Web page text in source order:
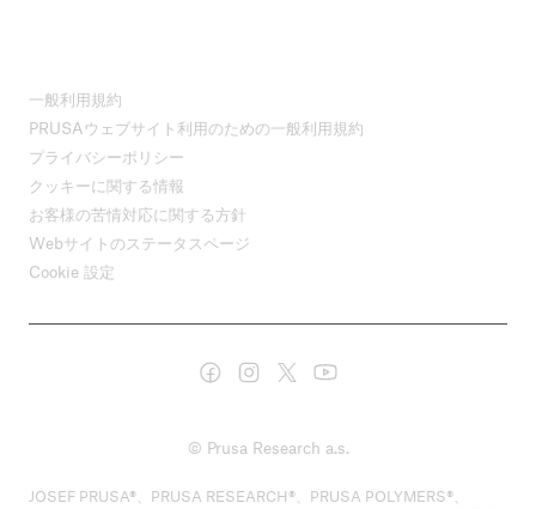
一般利用規約
PRUSAウェブサイト利用のための一般利用規約
プライバシーポリシー
クッキーに関する情報
お客様の苦情対応に関する方針
Webサイトのステータスページ
Cookie 設定
© Prusa Research a.s.
JOSEF PRUSA®、PRUSA RESEARCH®、PRUSA POLYMERS®、